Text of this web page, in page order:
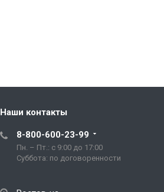
Наши контакты
8-800-600-23-99
Пн. – Пт.: с 9:00 до 17:00
Cуббота: по договоренности